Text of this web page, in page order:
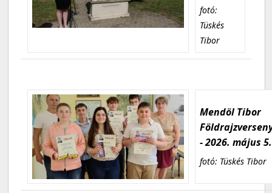
fotó:
Tüskés
Tibor
Mendöl Tibor
- 2026. május 5.
fotó: Tüskés Tibor